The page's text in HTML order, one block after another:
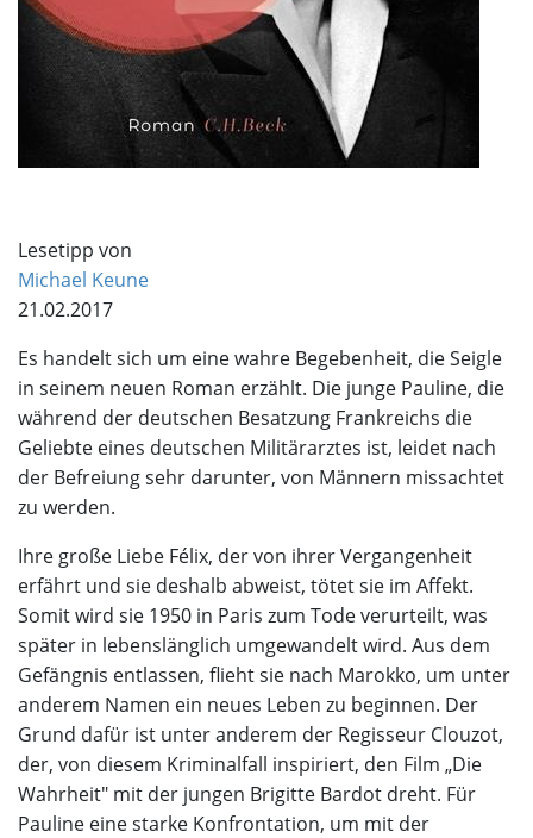
Lesetipp von
Michael Keune
21.02.2017
Es handelt sich um eine wahre Begebenheit, die Seigle
in seinem neuen Roman erzählt. Die junge Pauline, die
während der deutschen Besatzung Frankreichs die
Geliebte eines deutschen Militärarztes ist, leidet nach
der Befreiung sehr darunter, von Männern missachtet
zu werden.
Ihre große Liebe Félix, der von ihrer Vergangenheit
erfährt und sie deshalb abweist, tötet sie im Affekt.
Somit wird sie 1950 in Paris zum Tode verurteilt, was
später in lebenslänglich umgewandelt wird. Aus dem
Gefängnis entlassen, flieht sie nach Marokko, um unter
anderem Namen ein neues Leben zu beginnen. Der
Grund dafür ist unter anderem der Regisseur Clouzot,
der, von diesem Kriminalfall inspiriert, den Film „Die
Wahrheit" mit der jungen Brigitte Bardot dreht. Für
Pauline eine starke Konfrontation, um mit der